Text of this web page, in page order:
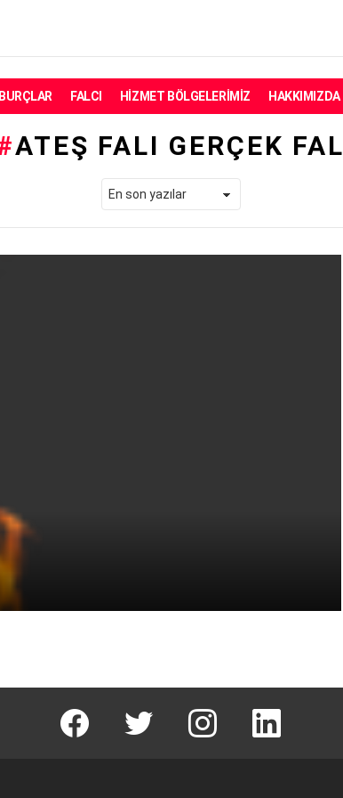
BURÇLAR FALCI HIZMET BÖLGELERIMIZ HAKKIMIZDA
ATEŞ FALI GERÇEK FAL
facebook T instagram Linkedin Fal